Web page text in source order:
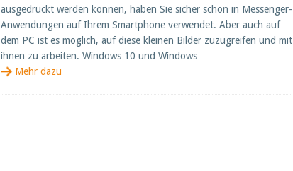
ausgedrückt werden können, haben Sie sicher schon in Messenger-
Anwendungen auf Ihrem Smartphone verwendet. Aber auch auf
dem PC ist es möglich, auf diese kleinen Bilder zuzugreifen und mit
ihnen zu arbeiten. Windows 10 und Windows
Mehr dazu